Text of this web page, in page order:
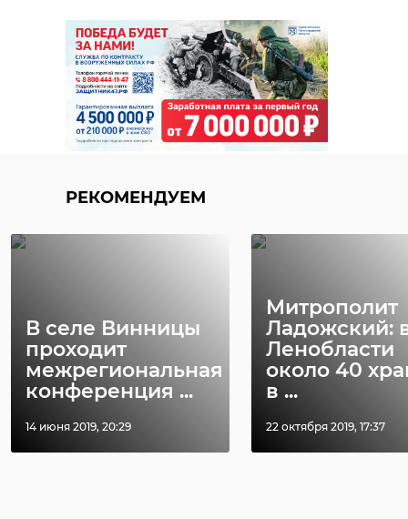
РЕКОМЕНДУЕМ
В селе Винницы
проходит
межрегиональная
конференция ...
14 июня 2019, 20:29
Митрополит
Ладожский:
Ленобласти
около 40
в ...
22 октября 2019, 17:37